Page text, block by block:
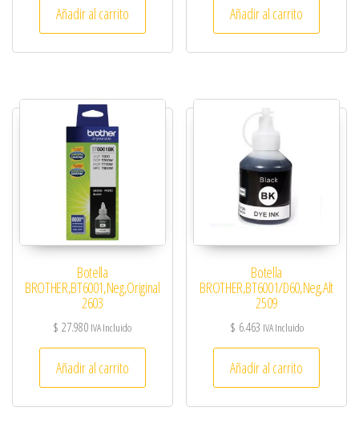
Añadir al carrito Añadir al carrito
Botella
BROTHER,BT6001,Neg,Original
2603
$ 27.980 IVA Incluido
Añadir al carrito
Botella
BROTHER,BT6001/D60,Neg,Alt
2509
$ 6.463 IVA Incluido
Añadir al carrito